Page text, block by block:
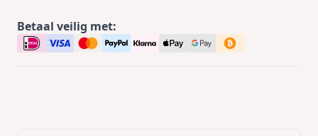
Betaal veilig met: